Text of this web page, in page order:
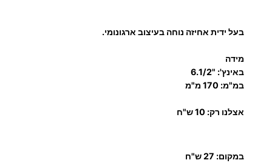
בעל ידית אחיזה נוחה בעיצוב ארגונומי.
מידה
באינץ': "6.1/2
במ"מ: 170 מ"מ
אצלנו רק: 10 ש"ח
במקום: 27 ש"ח